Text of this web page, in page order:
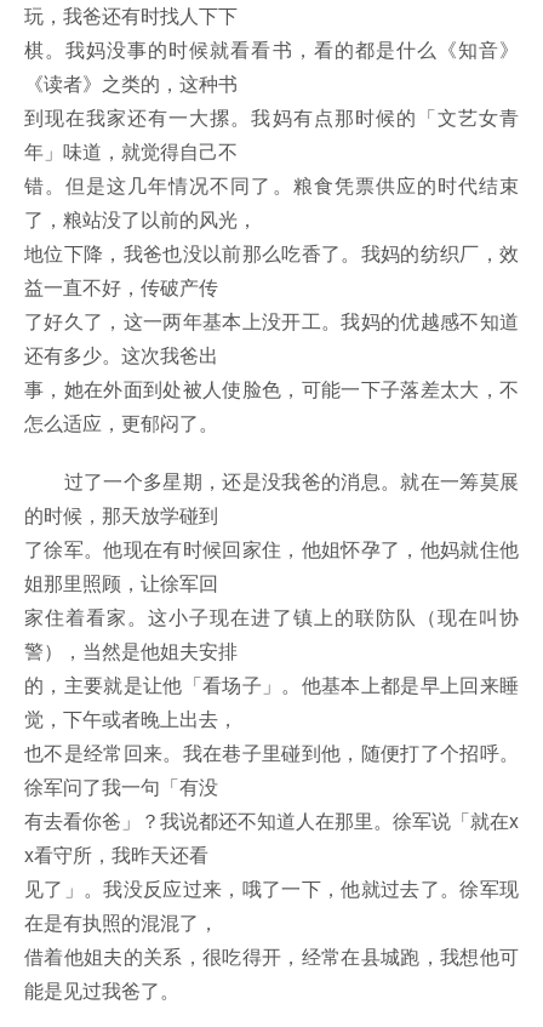
玩，我爸还有时找人下下
棋。我妈没事的时候就看看书，看的都是什么《知音》
《读者》之类的，这种书
到现在我家还有一大摞。我妈有点那时候的「文艺女青
年」味道，就觉得自己不
错。但是这几年情况不同了。粮食凭票供应的时代结束
了，粮站没了以前的风光，
地位下降，我爸也没以前那么吃香了。我妈的纺织厂，效
益一直不好，传破产传
了好久了，这一两年基本上没开工。我妈的优越感不知道
还有多少。这次我爸出
事，她在外面到处被人使脸色，可能一下子落差太大，不
怎么适应，更郁闷了。
过了一个多星期，还是没我爸的消息。就在一筹莫展
的时候，那天放学碰到
了徐军。他现在有时候回家住，他姐怀孕了，他妈就住他
姐那里照顾，让徐军回
家住着看家。这小子现在进了镇上的联防队（现在叫协
警），当然是他姐夫安排
的，主要就是让他「看场子」。他基本上都是早上回来睡
觉，下午或者晚上出去，
也不是经常回来。我在巷子里碰到他，随便打了个招呼。
徐军问了我一句「有没
有去看你爸」？我说都还不知道人在那里。徐军说「就在x
x看守所，我昨天还看
见了」。我没反应过来，哦了一下，他就过去了。徐军现
在是有执照的混混了，
借着他姐夫的关系，很吃得开，经常在县城跑，我想他可
能是见过我爸了。